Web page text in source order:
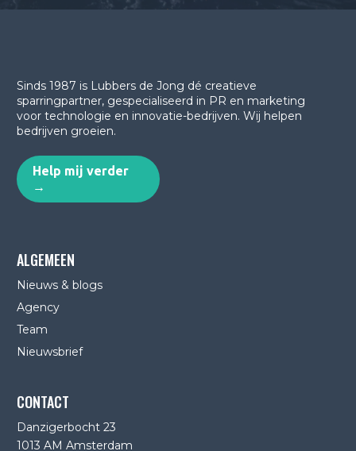
Sinds 1987 is Lubbers de Jong dé creatieve
sparringpartner, gespecialiseerd in PR en marketing
voor technologie en innovatie-bedrijven. Wij helpen
bedrijven groeien.
Help mij verder
→
ALGEMEEN
Nieuws & blogs
Agency
Team
Nieuwsbrief
CONTACT
Danzigerbocht 23
1013 AM Amsterdam